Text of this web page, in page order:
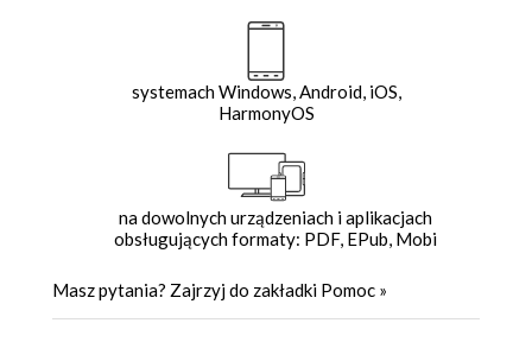
systemach Windows, Android, iOS,
HarmonyOS
na dowolnych urządzeniach i aplikacjach
obsługujących formaty: PDF, EPub, Mobi
Masz pytania? Zajrzyj do zakładki Pomoc »